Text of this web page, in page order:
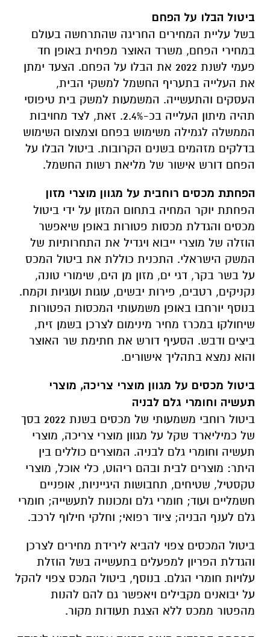
ביטול הבלו על הפחם
בשל עליית המחירים החריגה שהתרחשה בעולם
במחירי הפחם, משרד האוצר מפחית באופן חד
פעמי לשנת 2022 את הבלו על הפחם. הצעד ימתן
את העלייה בתעריף החשמל למשקי הבית,
העסקים והתעשייה. המשמעות למשק בית טיפוסי
תהיה מיתון העלייה בכ-2.4%. זאת, לצד מחויבות
הממשלה לגמילה משימוש בפחם וצמצום השימוש
בדלקים מזהמים בשנים הקרובות. ביטול הבלו על
הפחם דורש אישור של מליאת רשות החשמל.
הפחתת מכסים רוחבית על מגוון מוצרי מזון
הפחתת יוקר המחיה בתחום המזון על ידי ביטול
מכסים והגדלת מכסות פטורות באופן שיאפשר
הוזלה של מוצרי ייבוא ויגדיל את התחרותיות של
המשק הישראלי. התכנית כוללת את ביטול המכס
על בשר בקר, דגי ים, מזון מן הים, שימורי טונה,
נקניקים, רטבים, פירות יבשים, עוגות ועוגיות וקמח.
בנוסף יורחבו באופן משמעותי המכסות הפטורות
שיחולקו במכרז מחיר מינימום לצרכן בשמן זית,
ביצים ודבש. הסעיף דורש את חתימת שר האוצר
והוא נמצא בתהליך אישורים.
ביטול מכסים על מגוון מוצרי צריכה, מוצרי
תעשיה וחומרי גלם לבניה
ביטול רוחבי משמעותי של מכסים בשנת 2022 בסך
של כמיליארד שקל על מגוון מוצרי צריכה, מוצרי
תעשיה וחומרי גלם לבניה. המוצרים כוללים בין
היתר: מוצרים לבית ובהם ריהוט, כלי אוכל, מוצרי
טקסטיל, שטיחים, תחבושות היגייניות, אופניים
חשמליים ועוד; חומרי גלם ומכונות לתעשייה; חומרי
גלם לענף הבניה; ציוד רפואי; וחלקי חילוף לרכב.
ביטול המכסים צפוי להביא לירידת מחירים לצרכן
והגדלת הפריון למפעלים בתעשייה בשל הוזלת
עלויות חומרי הגלם. בנוסף, ביטול המכס צפוי להקל
על יבואנים מקבילים ויאפשר גם להם להנות
מהפטור ממכס ללא הצגת תעודות מקור.